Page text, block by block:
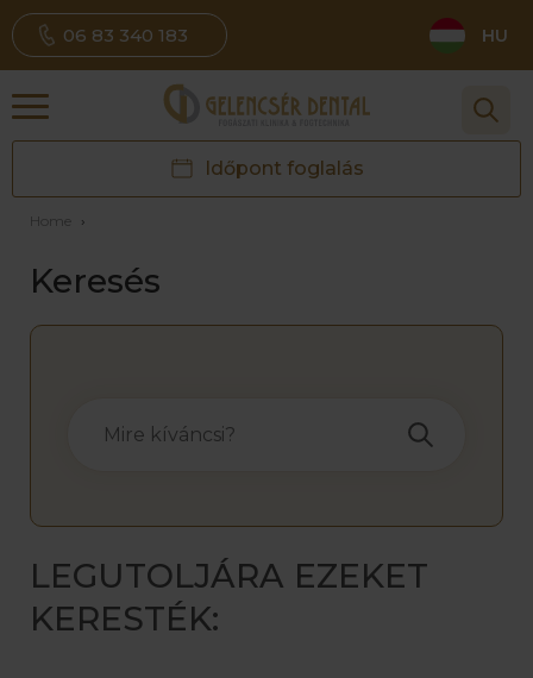
06 83 340 183 HU
Időpont foglalás
Home ›
Keresés
LEGUTOLJÁRA EZEKET
KERESTÉK: